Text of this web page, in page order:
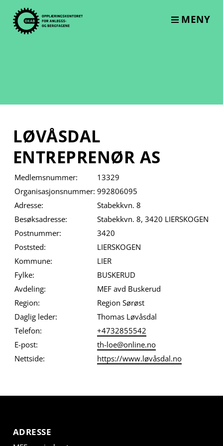
content
MENY
LØVÅSDAL
ENTREPRENØR AS
Medlemsnummer:
13329
Organisasjonsnummer: 992806095
Adresse:
Stabekkvn. 8
Besøksadresse:
Stabekkvn. 8, 3420 LIERSKOGEN
Postnummer:
3420
Poststed:
LIERSKOGEN
Kommune:
LIER
Fylke:
BUSKERUD
Avdeling:
MEF avd Buskerud
Region:
Region Sørøst
Daglig leder:
Thomas Løvåsdal
Telefon:
+4732855542
E-post:
th-loe@online.no
Nettside:
https://www.løvåsdal.no
ADRESSE